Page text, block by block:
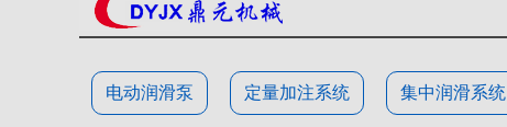
电动润滑泵 定量加注系统 集中润滑系统